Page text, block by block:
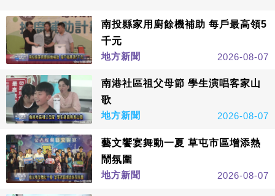
南投縣家用廚餘機補助 每戶最高領5
千元
地方新聞
2026-08-07
南港社區祖父母節 學生演唱客家山
歌
地方新聞
2026-08-07
藝文饗宴舞動一夏 草屯市區增添熱
鬧氛圍
地方新聞
2026-08-07